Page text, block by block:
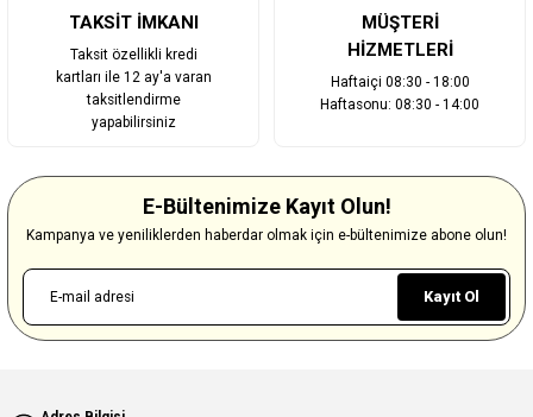
TAKSİT İMKANI
Taksit özellikli kredi
kartları ile 12 ay'a varan
taksitlendirme
yapabilirsiniz
MÜŞTERİ
HİZMETLERİ
Haftaiçi 08:30 - 18:00
Haftasonu: 08:30 - 14:00
E-Bültenimize Kayıt Olun!
Kampanya ve yeniliklerden haberdar olmak için e-bültenimize abone olun!
Kayıt Ol